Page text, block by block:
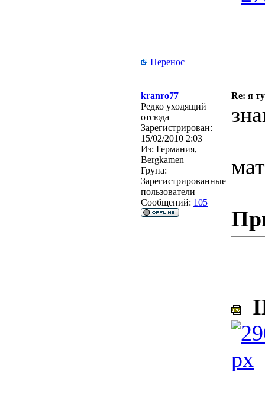
Перенос
kranro77
Re: я
Редко уходящий
отсюда
Зарегистрирован:
15/02/2010 2:03
Из: Германия,
Bergkamen
Група:
Зарегистрированные
пользователи
Сообщений: 105